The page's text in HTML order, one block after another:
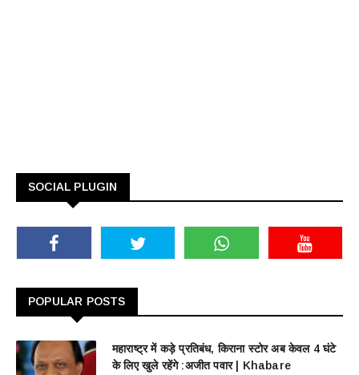
SOCIAL PLUGIN
POPULAR POSTS
महाराष्ट्र में कड़े प्रतिबंध, किराना स्टोर अब केवल 4 घंटे
के लिए खुले रहेंगे :अजीत पवार | Khabare